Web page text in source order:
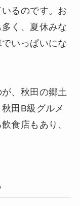
るのです。お
く、夏休みな
いっぱいにな
、秋田の郷土
田B級グルメ
食店もあり、